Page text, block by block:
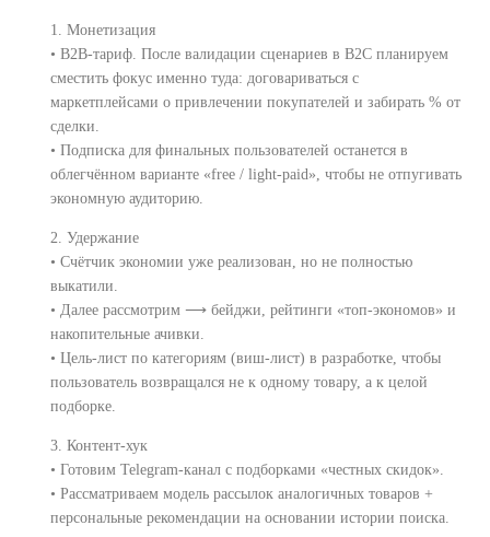
1. Монетизация
• B2B-тариф. После валидации сценариев в B2C планируем
сместить фокус именно туда: договариваться c
маркетплейсами о привлечении покупателей и забирать % от
сделки.
• Подписка для финальных пользователей останется в
облегчённом варианте «free / light-paid», чтобы не отпугивать
экономную аудиторию.
2. Удержание
• Счётчик экономии уже реализован, но не полностью
выкатили.
• Далeе рассмотрим ⟶ бейджи, рейтинги «топ-экономов» и
накопительные ачивки.
• Цель-лист по категориям (виш-лист) в разработке, чтобы
пользователь возвращался не к одному товару, а к целой
подборке.
3. Контент-хук
• Готовим Telegram-канал с подборками «честных скидок».
• Рассматриваем модель рассылок аналогичных товаров +
персональные рекомендации на основании истории поиска.